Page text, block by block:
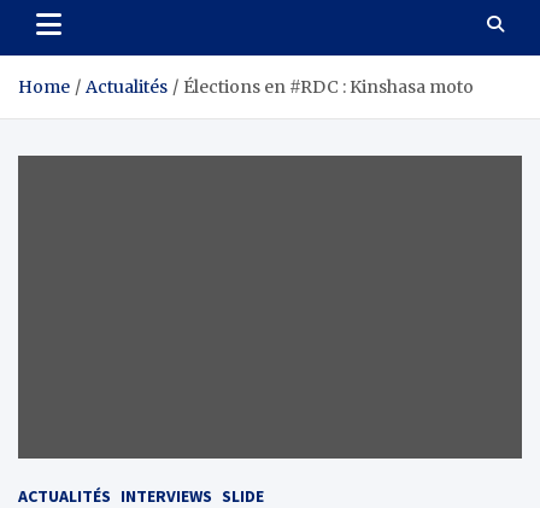
Home Actualités Élections en #RDC : Kinshasa moto
ACTUALITÉS INTERVIEWS SLIDE